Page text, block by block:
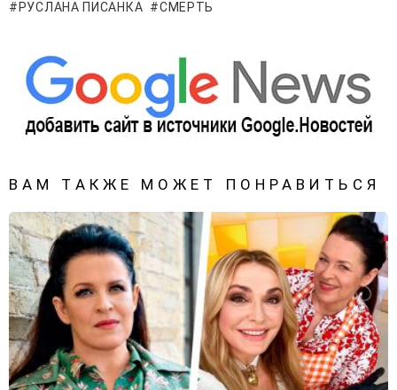
РУСЛАНА ПИСАНКА
СМЕРТЬ
ВАМ ТАКЖЕ МОЖЕТ ПОНРАВИТЬСЯ